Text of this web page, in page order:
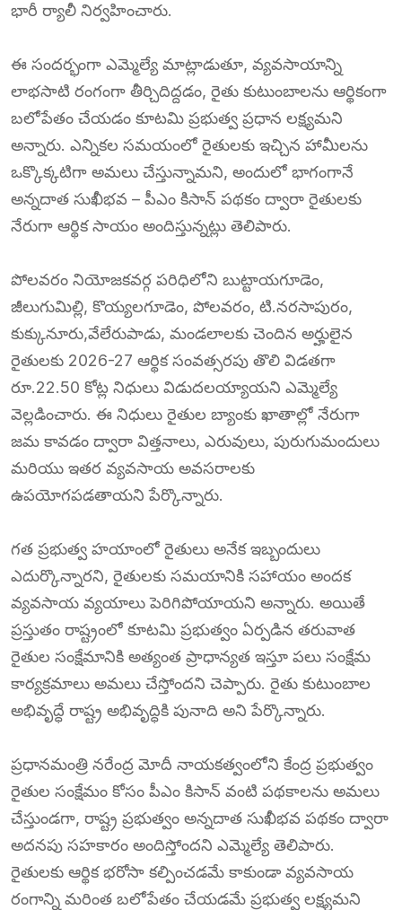
భారీ ర్యాలీ నిర్వహించారు.
ఈ సందర్భంగా ఎమ్మెల్యే మాట్లాడుతూ, వ్యవసాయాన్ని
లాభసాటి రంగంగా తీర్చిదిద్దడం, రైతు కుటుంబాలను ఆర్థికంగా
బలోపేతం చేయడం కూటమి ప్రభుత్వ ప్రధాన లక్ష్యమని
అన్నారు. ఎన్నికల సమయంలో రైతులకు ఇచ్చిన హామీలను
ఒక్కొక్కటిగా అమలు చేస్తున్నామని, అందులో భాగంగానే
అన్నదాత సుఖీభవ – పీఎం కిసాన్ పథకం ద్వారా రైతులకు
నేరుగా ఆర్థిక సాయం అందిస్తున్నట్లు తెలిపారు.
పోలవరం నియోజకవర్గ పరిధిలోని బుట్టాయగూడెం,
జీలుగుమిల్లి, కొయ్యలగూడెం, పోలవరం, టి.నరసాపురం,
కుక్కునూరు,వేలేరుపాడు, మండలాలకు చెందిన అర్హులైన
రైతులకు 2026-27 ఆర్థిక సంవత్సరపు తొలి విడతగా
రూ.22.50 కోట్ల నిధులు విడుదలయ్యాయని ఎమ్మెల్యే
వెల్లడించారు. ఈ నిధులు రైతుల బ్యాంకు ఖాతాల్లో నేరుగా
జమ కావడం ద్వారా విత్తనాలు, ఎరువులు, పురుగుమందులు
మరియు ఇతర వ్యవసాయ అవసరాలకు
ఉపయోగపడతాయని పేర్కొన్నారు.
గత ప్రభుత్వ హయాంలో రైతులు అనేక ఇబ్బందులు
ఎదుర్కొన్నారని, రైతులకు సమయానికి సహాయం అందక
వ్యవసాయ వ్యయాలు పెరిగిపోయాయని అన్నారు. అయితే
ప్రస్తుతం రాష్ట్రంలో కూటమి ప్రభుత్వం ఏర్పడిన తరువాత
రైతుల సంక్షేమానికి అత్యంత ప్రాధాన్యత ఇస్తూ పలు సంక్షేమ
కార్యక్రమాలు అమలు చేస్తోందని చెప్పారు. రైతు కుటుంబాల
అభివృద్ధే రాష్ట్ర అభివృద్ధికి పునాది అని పేర్కొన్నారు.
ప్రధానమంత్రి నరేంద్ర మోదీ నాయకత్వంలోని కేంద్ర ప్రభుత్వం
రైతుల సంక్షేమం కోసం పీఎం కిసాన్ వంటి పథకాలను అమలు
చేస్తుండగా, రాష్ట్ర ప్రభుత్వం అన్నదాత సుఖీభవ పథకం ద్వారా
అదనపు సహకారం అందిస్తోందని ఎమ్మెల్యే తెలిపారు.
రైతులకు ఆర్థిక భరోసా కల్పించడమే కాకుండా వ్యవసాయ
రంగాన్ని మరింత బలోపేతం చేయడమే ప్రభుత్వ లక్ష్యమని